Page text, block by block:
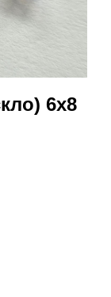
6х8